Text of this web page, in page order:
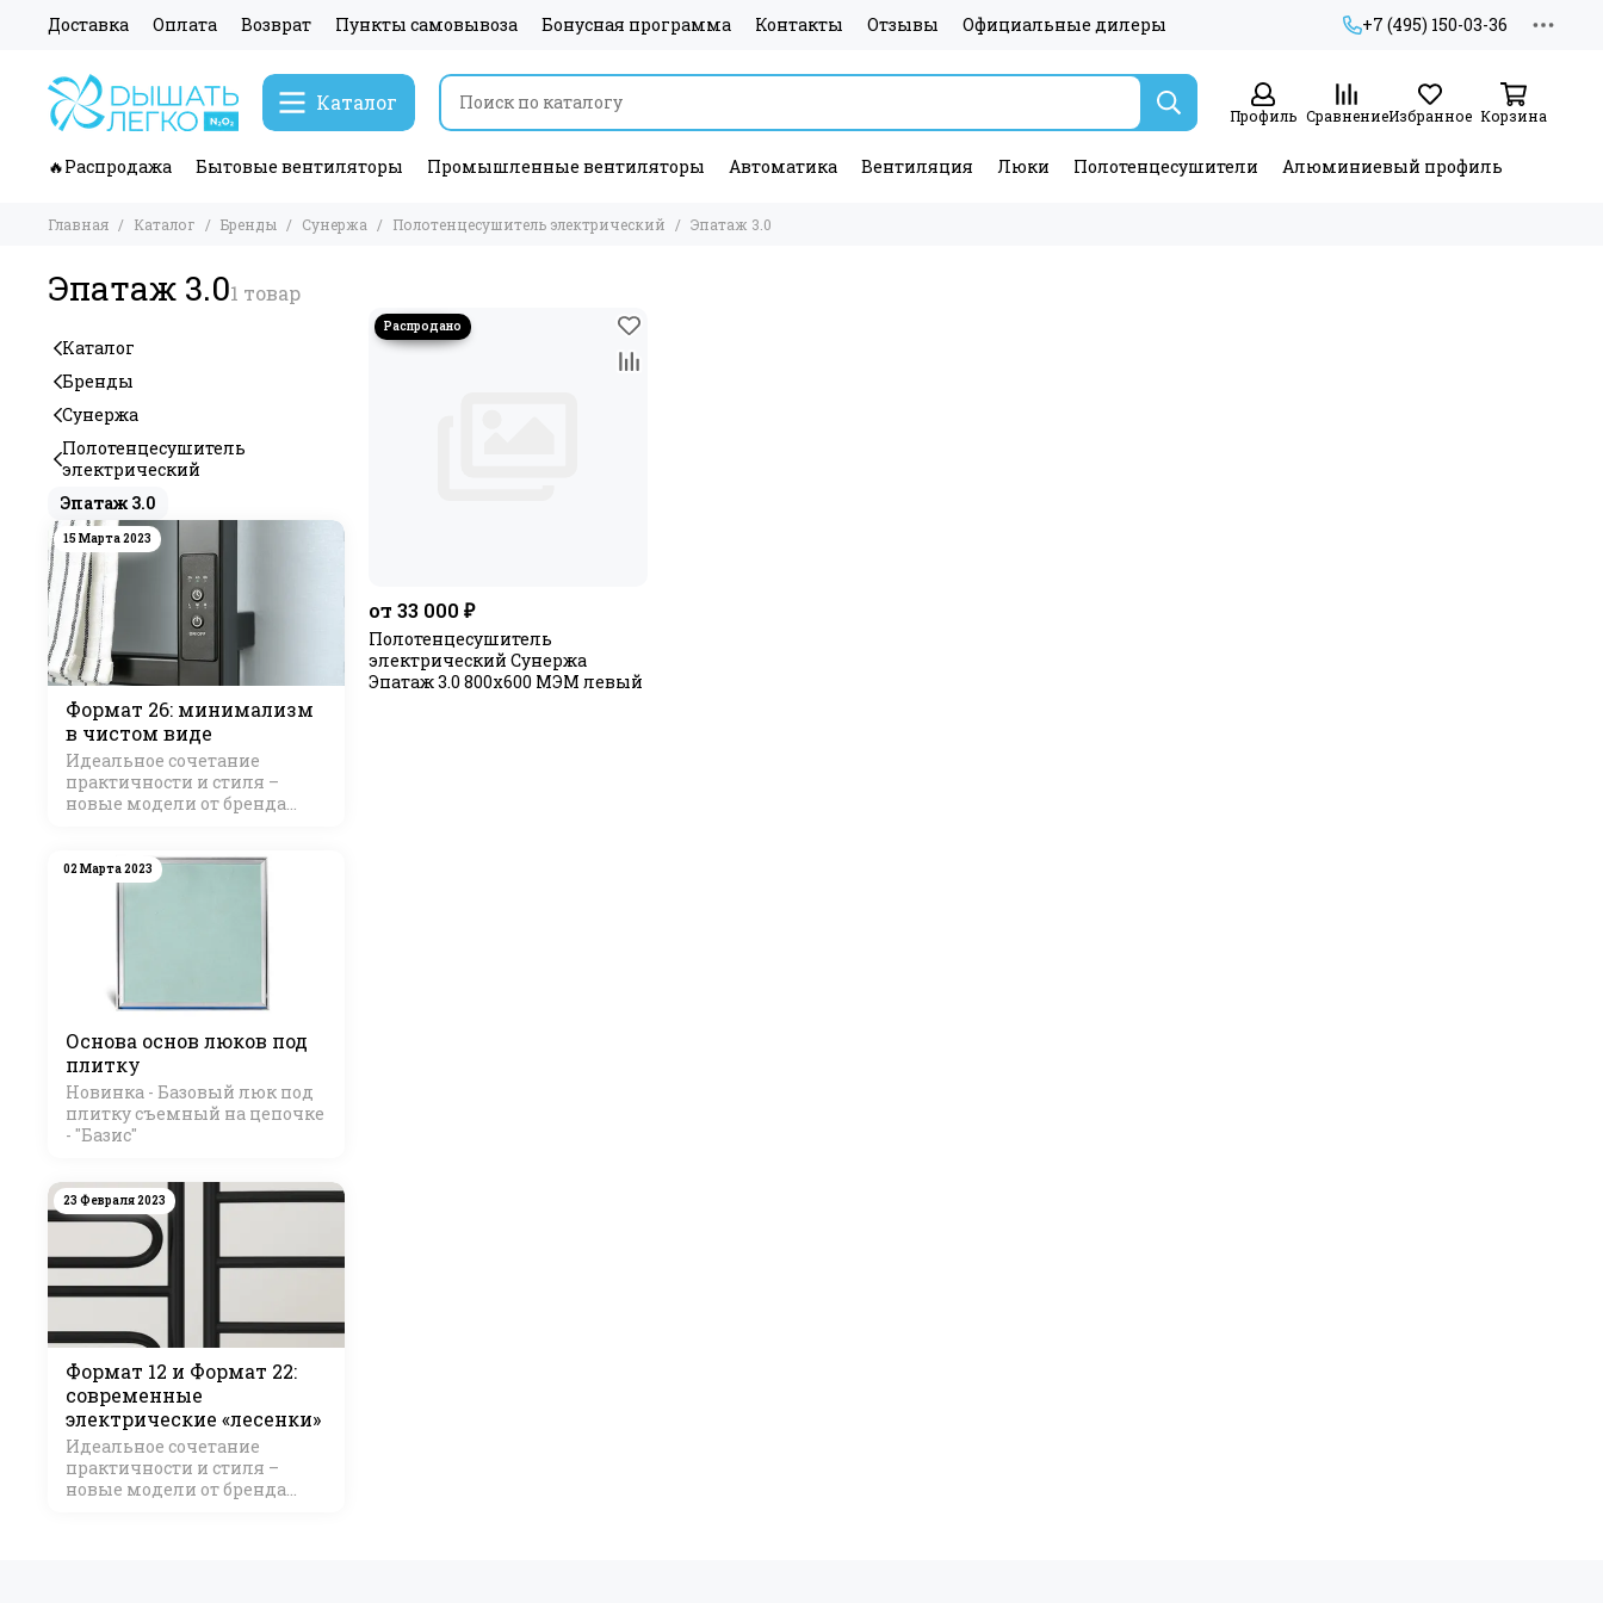
Доставка Оплата Возврат Пункты самовывоза Бонусная программа Контакты Отзывы Официальные дилеры +7 (495) 150-03-36
Каталог
Профиль СравнениеИзбранное Корзина
🔥Распродажа Бытовые вентиляторы Промышленные вентиляторы Автоматика Вентиляция Люки Полотенцесушители Алюминиевый профиль
Главная Каталог Бренды Сунержа Полотенцесушитель электрический Эпатаж 3.0
Эпатаж 3.0
от 33 000 ₽
Полотенцесушитель
электрический Сунержа
Эпатаж 3.0 800х600 МЭМ левый
Каталог
Бренды
Сунержа
Полотенцесушитель
электрический
Эпатаж 3.0
15 Марта 2023
Формат 26: минимализм
в чистом виде
Идеальное сочетание
практичности и стиля –
новые модели от бренда
02 Марта 2023
Основа основ люков под
плитку
Новинка - Базовый люк под
плитку съемный на цепочке
- "Базис"
23 Февраля 2023
Формат 12 и Формат 22:
современные
электрические «лесенки»
Идеальное сочетание
практичности и стиля –
новые модели от бренда